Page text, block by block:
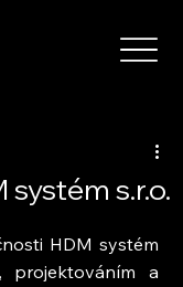
s.r.o.
HDM systém